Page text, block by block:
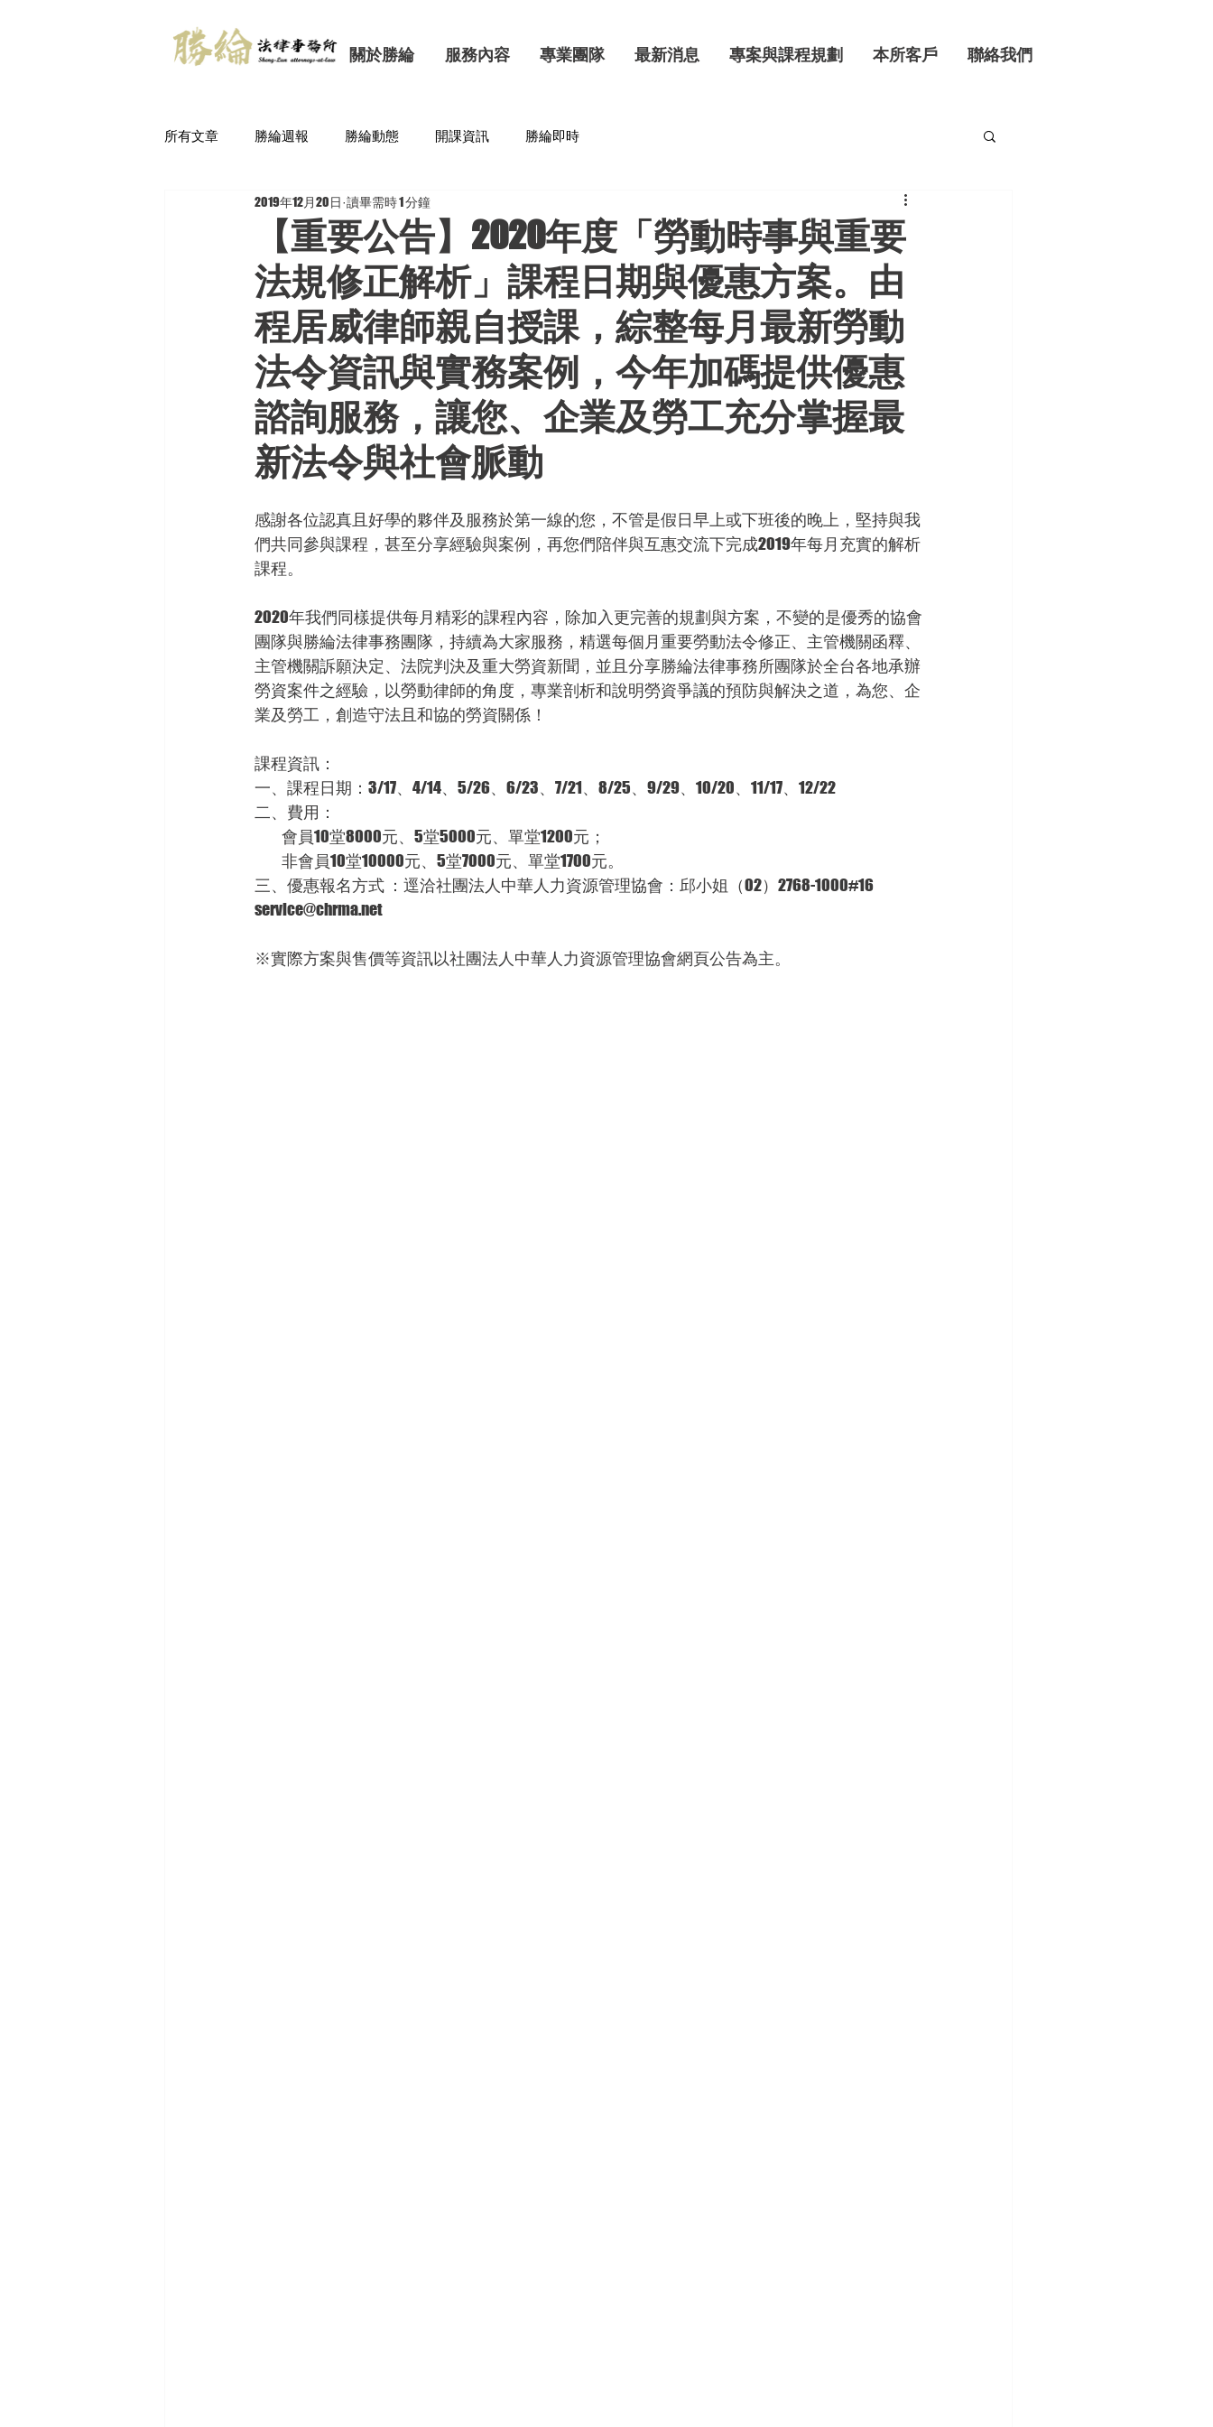
關於勝綸 服務內容 專業團隊 最新消息 專案與課程規劃 本所客戶 聯絡我們
所有文章 勝綸週報 勝綸動態 開課資訊 勝綸即時
【重要公告】2020年度「勞動時事與重要
法規修正解析」課程日期與優惠方案。由
程居威律師親自授課，綜整每月最新勞動
法令資訊與實務案例，今年加碼提供優惠
諮詢服務，讓您、企業及勞工充分掌握最
新法令與社會脈動
2019年12月20日 讀畢需時 1 分鐘
感謝各位認真且好學的夥伴及服務於第一線的您，不管是假日早上或下班後的晚上，堅持與我
們共同參與課程，甚至分享經驗與案例，再您們陪伴與互惠交流下完成2019年每月充實的解析
課程。
2020年我們同樣提供每月精彩的課程內容，除加入更完善的規劃與方案，不變的是優秀的協會
團隊與勝綸法律事務團隊，持續為大家服務，精選每個月重要勞動法令修正、主管機關函釋、
主管機關訴願決定、法院判決及重大勞資新聞，並且分享勝綸法律事務所團隊於全台各地承辦
勞資案件之經驗，以勞動律師的角度，專業剖析和說明勞資爭議的預防與解決之道，為您、企
業及勞工，創造守法且和協的勞資關係！
課程資訊：
一、課程日期：3/17、4/14、5/26、6/23、7/21、8/25、9/29、10/20、11/17、12/22
二、費用：
          會員10堂8000元、5堂5000元、單堂1200元；
          非會員10堂10000元、5堂7000元、單堂1700元。
三、優惠報名方式 ：逕洽社團法人中華人力資源管理協會：邱小姐（02）2768-1000#16
service@chrma.net
※實際方案與售價等資訊以社團法人中華人力資源管理協會網頁公告為主。